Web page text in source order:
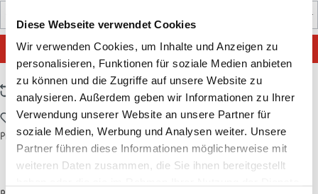
Diese Webseite verwendet Cookies
Wir verwenden Cookies, um Inhalte und Anzeigen zu
personalisieren, Funktionen für soziale Medien anbieten
zu können und die Zugriffe auf unsere Website zu
analysieren. Außerdem geben wir Informationen zu Ihrer
Verwendung unserer Website an unsere Partner für
soziale Medien, Werbung und Analysen weiter. Unsere
Partner führen diese Informationen möglicherweise mit
weiteren Daten zusammen, die Sie ihnen bereitgestellt
Produkt Anzahl: Gib den gewünschten Wert ein oder
PCK
IN DEN WARENKORB
Zum Vergleich hinzufügen
Zum Merkzettel hinzufügen
Produktnummer:T011841